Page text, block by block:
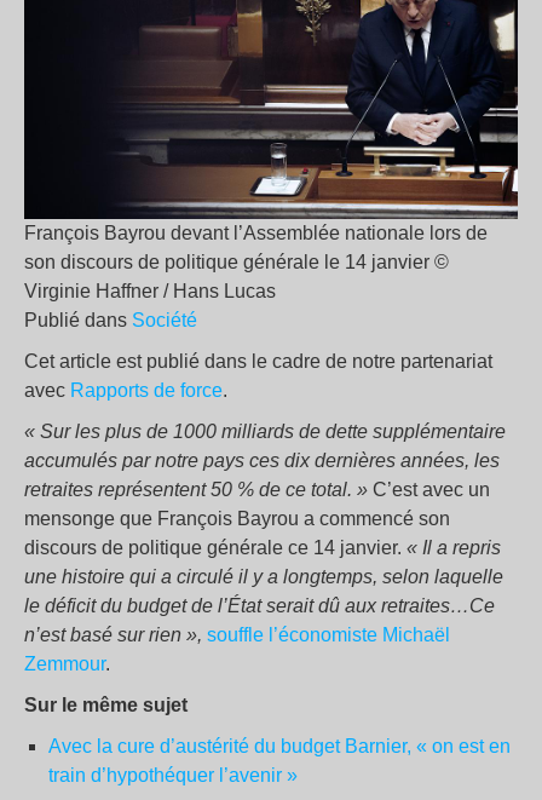
François Bayrou devant l’Assemblée nationale lors de
son discours de politique générale le 14 janvier ©
Virginie Haffner / Hans Lucas
Publié dans Société
Cet article est publié dans le cadre de notre partenariat
avec Rapports de force.
« Sur les plus de 1000 milliards de dette supplémentaire
accumulés par notre pays ces dix dernières années, les
retraites représentent 50 % de ce total. » C’est avec un
mensonge que François Bayrou a commencé son
discours de politique générale ce 14 janvier. « Il a repris
une histoire qui a circulé il y a longtemps, selon laquelle
le déficit du budget de l’État serait dû aux retraites…Ce
n’est basé sur rien », souffle l’économiste Michaël
Zemmour.
Sur le même sujet
Avec la cure d’austérité du budget Barnier, « on est en
train d’hypothéquer l’avenir »